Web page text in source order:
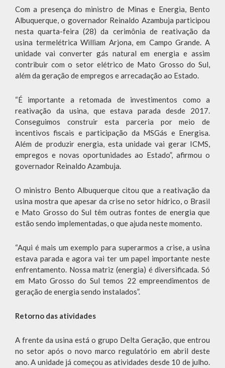
Com a presença do ministro de Minas e Energia, Bento
Albuquerque, o governador Reinaldo Azambuja participou
nesta quarta-feira (28) da cerimônia de reativação da
usina termelétrica William Arjona, em Campo Grande. A
unidade vai converter gás natural em energia e assim
contribuir com o setor elétrico de Mato Grosso do Sul,
além da geração de empregos e arrecadação ao Estado.
“É importante a retomada de investimentos como a
reativação da usina, que estava parada desde 2017.
Conseguimos construir esta parceria por meio de
incentivos fiscais e participação da MSGás e Energisa.
Além de produzir energia, esta unidade vai gerar ICMS,
empregos e novas oportunidades ao Estado”, afirmou o
governador Reinaldo Azambuja.
O ministro Bento Albuquerque citou que a reativação da
usina mostra que apesar da crise no setor hídrico, o Brasil
e Mato Grosso do Sul têm outras fontes de energia que
estão sendo implementadas, o que ajuda neste momento.
“Aqui é mais um exemplo para superarmos a crise, a usina
estava parada e agora vai ter um papel importante neste
enfrentamento. Nossa matriz (energia) é diversificada. Só
em Mato Grosso do Sul temos 22 empreendimentos de
geração de energia sendo instalados”.
Retorno das atividades
A frente da usina está o grupo Delta Geração, que entrou
no setor após o novo marco regulatório em abril deste
ano. A unidade já começou as atividades desde 10 de julho.